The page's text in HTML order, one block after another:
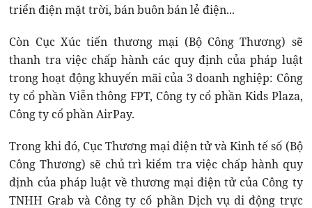
triển điện mặt trời, bán buôn bán lẻ điện...
Còn Cục Xúc tiến thương mại (Bộ Công Thương) sẽ
thanh tra việc chấp hành các quy định của pháp luật
trong hoạt động khuyến mãi của 3 doanh nghiệp: Công
ty cổ phần Viễn thông FPT, Công ty cổ phần Kids Plaza,
Công ty cổ phần AirPay.
Trong khi đó, Cục Thương mại điện tử và Kinh tế số (Bộ
Công Thương) sẽ chủ trì kiểm tra việc chấp hành quy
định của pháp luật về thương mại điện tử của Công ty
TNHH Grab và Công ty cổ phần Dịch vụ di động trực